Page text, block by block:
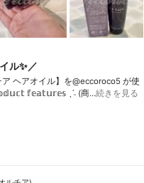
ル✨／
ヘアオイル】を@eccoroco5 が使
𝕗𝕖𝕒𝕥𝕦𝕣𝕖𝕤 ˎˊ˗ (商…続きを見る